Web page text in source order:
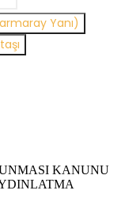
Yanı)
KANUNU